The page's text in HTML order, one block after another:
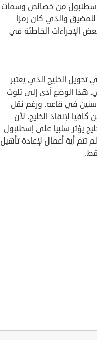
إسطنبول من خصائص وسمات
والذي كان رمزا
الإجراءات الخاطئة في
الخليج الذي يعتبر
هذا الوضع أدى إلى تلوث
سنين في قاعه. ورغم نقل
لإنقاذ الخليج. لأن
يؤثر سلبيا على إسطنبول
تتم أية أعمال لإعادة تأهيل